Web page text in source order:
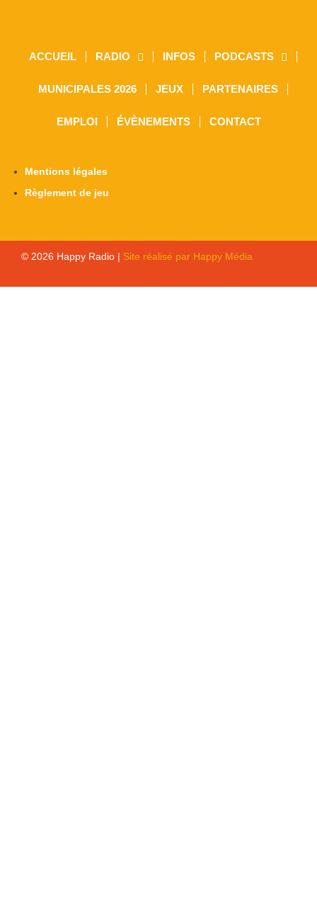
ACCUEIL RADIO INFOS PODCASTS
MUNICIPALES 2026 JEUX PARTENAIRES
EMPLOI ÉVÈNEMENTS CONTACT
Mentions légales
Règlement de jeu
© 2026 Happy Radio | Site réalisé par Happy Média